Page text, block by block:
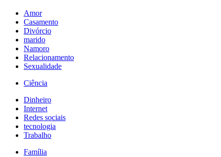
Amor
Casamento
Divórcio
marido
Namoro
Relacionamento
Sexualidade
Ciência
Dinheiro
Internet
Redes sociais
tecnologia
Trabalho
Família